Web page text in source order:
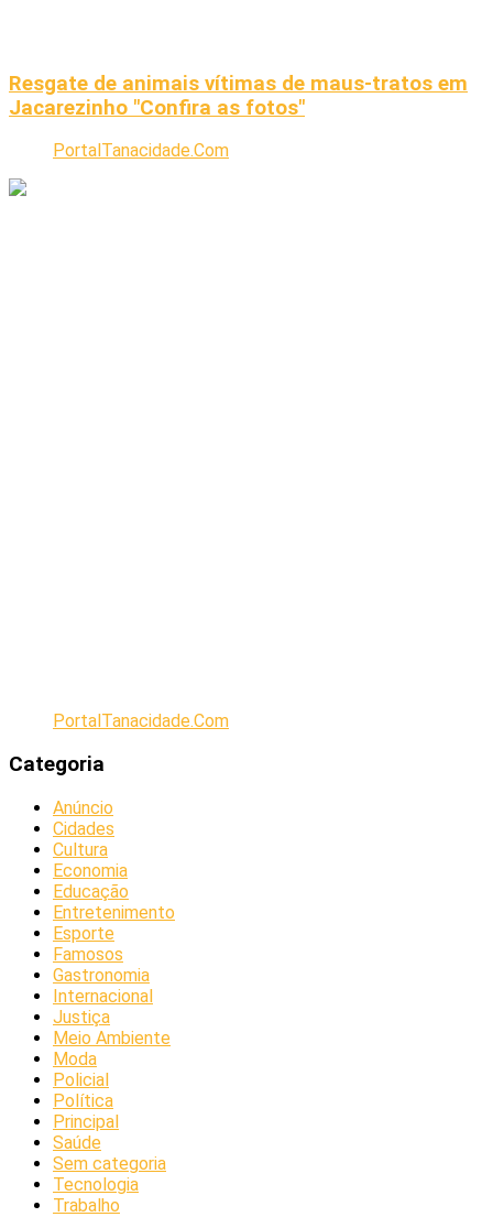
Resgate de animais vítimas de maus-tratos em
Jacarezinho "Confira as fotos"
PortalTanacidade.Com
PortalTanacidade.Com
Categoria
Anúncio
Cidades
Cultura
Economia
Educação
Entretenimento
Esporte
Famosos
Gastronomia
Internacional
Justiça
Meio Ambiente
Moda
Policial
Política
Principal
Saúde
Sem categoria
Tecnologia
Trabalho